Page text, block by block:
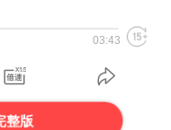
03:43
整版